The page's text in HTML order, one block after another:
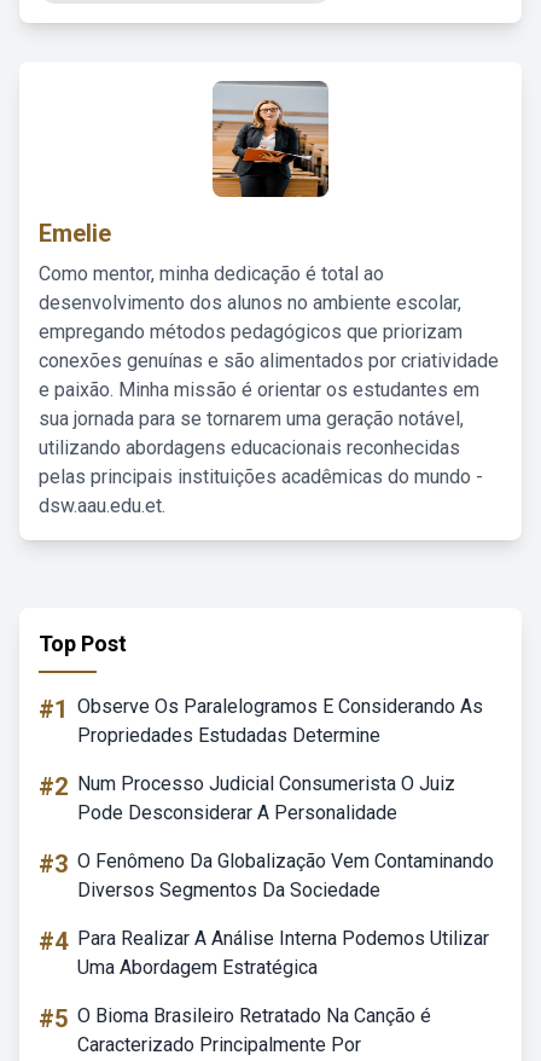
Emelie
Como mentor, minha dedicação é total ao
desenvolvimento dos alunos no ambiente escolar,
empregando métodos pedagógicos que priorizam
conexões genuínas e são alimentados por criatividade
e paixão. Minha missão é orientar os estudantes em
sua jornada para se tornarem uma geração notável,
utilizando abordagens educacionais reconhecidas
pelas principais instituições acadêmicas do mundo -
dsw.aau.edu.et.
Top Post
#1 Observe Os Paralelogramos E Considerando As
Propriedades Estudadas Determine
#2 Num Processo Judicial Consumerista O Juiz
Pode Desconsiderar A Personalidade
#3 O Fenômeno Da Globalização Vem Contaminando
Diversos Segmentos Da Sociedade
#4 Para Realizar A Análise Interna Podemos Utilizar
Uma Abordagem Estratégica
#5 O Bioma Brasileiro Retratado Na Canção é
Caracterizado Principalmente Por